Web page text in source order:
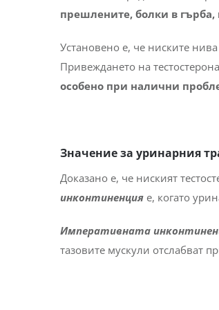
прешлените, болки в
Установено е, че ниските
Привеждането на
особено при налични
Значение за уринарния
Доказано е, че ниският
инконтиненцияе, когато
Императивната
тазовите мускули отслабват